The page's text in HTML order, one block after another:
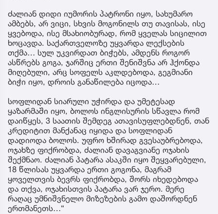
ძალიან დიდი იუმორის პატრონი იყო, სახუმარო
ამბებს, არ ვიცი, სხვის მოგონილს თუ თავისას, ისე
ყვებოდა, ისე მსახიობურად, რომ ყველას სიცილით
ხოცავდა. საქართველოზე უყვარდა ლექსების
თქმა… სულ უკვირდათ ბიჭებს, ამდენს როგორ
ასწრებს გოგა, ჯარშიც ერთი შენიშვნა არ ჰქონდა
მიღებული, არც სოფელს აკლდებოდა, გეგმიანი
ბიჭი იყო, დროის განაწილება იცოდა…
სოფლიდან სიარული უჭირდა და უმეტესად
ყაზარმაში იყო, ბოლოს ინგლისურის სწავლა რომ
დაიწყეს, 3 საათის შემდეგ ათავისუფლებდნენ, თან
კრედიტით მანქანაც იყიდა და სოფლიდან
დადიოდა ბოლოს. უფრო ხშირად გვესაუბრებოდა,
ოჯახზე ფიქრობდა, ძალიან დავაგვიანე ოჯახის
შექმნაო. ძალიან პატარა ასაკში იყო შეყვარებული,
18 წლისას უყვარდა ერთი გოგონა, მაგრამ
ყოველთვის ბევრს ფიქრობდა, შორს იხედებოდა
და თქვა, ოჯახისთვის პატარა ვარ ჯერო. მერე
რაღაც უმნიშვნელო მიზეზების გამო დაშორდნენ
ერთმანეთს…“